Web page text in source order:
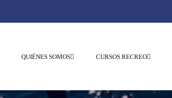
QUIÉNES SOMOS CURSOS RECREO